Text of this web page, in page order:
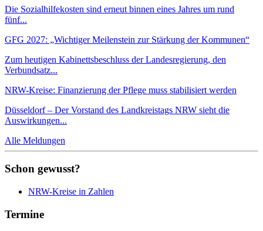
Die Sozialhilfekosten sind erneut binnen eines Jahres um rund
fünf...
GFG 2027: „Wichtiger Meilenstein zur Stärkung der Kommunen“
Zum heutigen Kabinettsbeschluss der Landesregierung, den
Verbundsatz...
NRW-Kreise: Finanzierung der Pflege muss stabilisiert werden
Düsseldorf – Der Vorstand des Landkreistags NRW sieht die
Auswirkungen...
Alle Meldungen
Schon gewusst?
NRW-Kreise in Zahlen
Termine